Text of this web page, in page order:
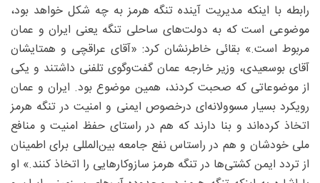
رابطه با اینکه مدیریت آینده تنگه هرمز به چه شکل خواهد بود،
موضوعی است که به دولت‌های ساحلی تنگه یعنی ایران و عمان
مربوط است.» بقائی خاطرنشان کرد: «آقای عراقچی و همتایشان
آقای بوسعیدی، وزیر خارجه عمان گفت‌وگوی تلفنی داشتند و یکی
از موضوعاتی که صحبت کردند، همین موضوع بود. ایران و عمان
رویکرد بسیار مسوولانه‌ای درخصوص ایمنی و امنیت در تنگه هرمز
اتخاذ کرده‌اند و بنا دارند که هم در راستای حفظ امنیت و منافع
ملی خودشان و هم در راستاس نفع جامعه بین‌المللی برای اطمینان
از تردد ایمن کشتی‌ها در تنگه هرمز سازوکارهایی را اتخاذ کنند.» او